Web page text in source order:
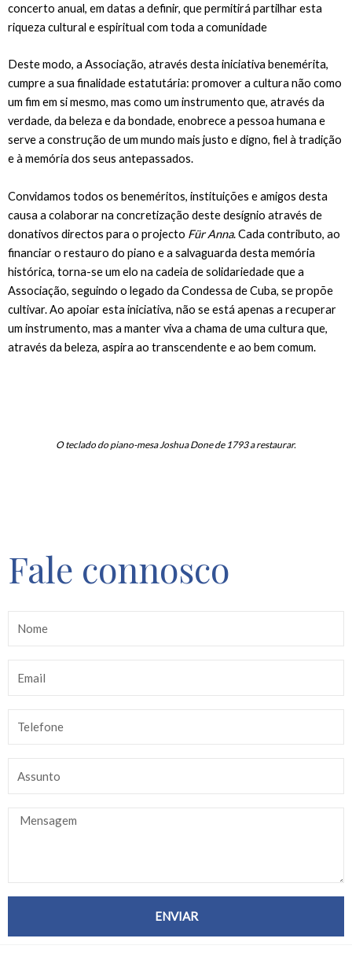
concerto anual, em datas a definir, que permitirá partilhar esta
riqueza cultural e espiritual com toda a comunidade
Deste modo, a Associação, através desta iniciativa benemérita,
cumpre a sua finalidade estatutária: promover a cultura não como
um fim em si mesmo, mas como um instrumento que, através da
verdade, da beleza e da bondade, enobrece a pessoa humana e
serve a construção de um mundo mais justo e digno, fiel à tradição
e à memória dos seus antepassados.
Convidamos todos os beneméritos, instituições e amigos desta
causa a colaborar na concretização deste desígnio através de
donativos directos para o projecto Für Anna. Cada contributo, ao
financiar o restauro do piano e a salvaguarda desta memória
histórica, torna-se um elo na cadeia de solidariedade que a
Associação, seguindo o legado da Condessa de Cuba, se propõe
cultivar. Ao apoiar esta iniciativa, não se está apenas a recuperar
um instrumento, mas a manter viva a chama de uma cultura que,
através da beleza, aspira ao transcendente e ao bem comum.
O teclado do piano-mesa Joshua Done de 1793 a restaurar.
Fale connosco
ENVIAR